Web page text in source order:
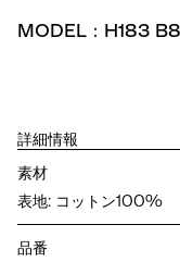
MODEL：H183
詳細情報
素材
表地: コットン100%
品番